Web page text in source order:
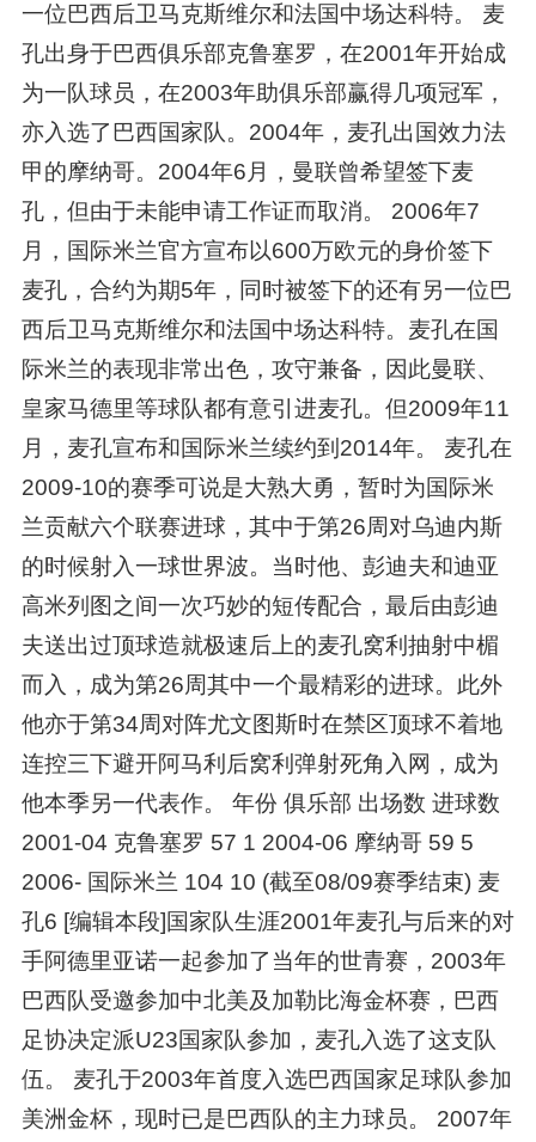
一位巴西后卫马克斯维尔和法国中场达科特。 麦
孔出身于巴西俱乐部克鲁塞罗，在2001年开始成
为一队球员，在2003年助俱乐部赢得几项冠军，
亦入选了巴西国家队。2004年，麦孔出国效力法
甲的摩纳哥。2004年6月，曼联曾希望签下麦
孔，但由于未能申请工作证而取消。 2006年7
月，国际米兰官方宣布以600万欧元的身价签下
麦孔，合约为期5年，同时被签下的还有另一位巴
西后卫马克斯维尔和法国中场达科特。麦孔在国
际米兰的表现非常出色，攻守兼备，因此曼联、
皇家马德里等球队都有意引进麦孔。但2009年11
月，麦孔宣布和国际米兰续约到2014年。 麦孔在
2009-10的赛季可说是大熟大勇，暂时为国际米
兰贡献六个联赛进球，其中于第26周对乌迪内斯
的时候射入一球世界波。当时他、彭迪夫和迪亚
高米列图之间一次巧妙的短传配合，最后由彭迪
夫送出过顶球造就极速后上的麦孔窝利抽射中楣
而入，成为第26周其中一个最精彩的进球。此外
他亦于第34周对阵尤文图斯时在禁区顶球不着地
连控三下避开阿马利后窝利弹射死角入网，成为
他本季另一代表作。 年份 俱乐部 出场数 进球数
2001-04 克鲁塞罗 57 1 2004-06 摩纳哥 59 5
2006- 国际米兰 104 10 (截至08/09赛季结束) 麦
孔6 [编辑本段]国家队生涯2001年麦孔与后来的对
手阿德里亚诺一起参加了当年的世青赛，2003年
巴西队受邀参加中北美及加勒比海金杯赛，巴西
足协决定派U23国家队参加，麦孔入选了这支队
伍。 麦孔于2003年首度入选巴西国家足球队参加
美洲金杯，现时已是巴西队的主力球员。 2007年